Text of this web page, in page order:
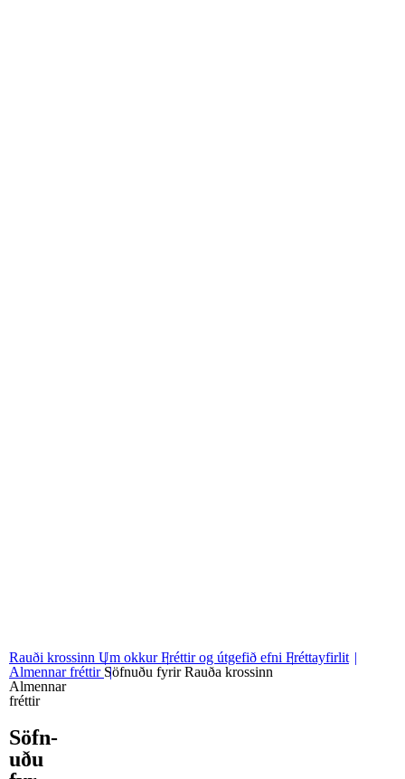
Rauði krossinn Um okkurFréttir og útgefið efni Fréttayfirlit
Almennar fréttir Söfnuðu fyrir Rauða krossinn
Almennar
fréttir
Söfn­
uðu